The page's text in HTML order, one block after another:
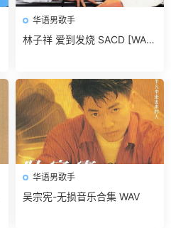
华语男歌手
林子祥 爱到发烧 SACD [WAV
华语男歌手
吴宗宪-无损音乐合集 WAV